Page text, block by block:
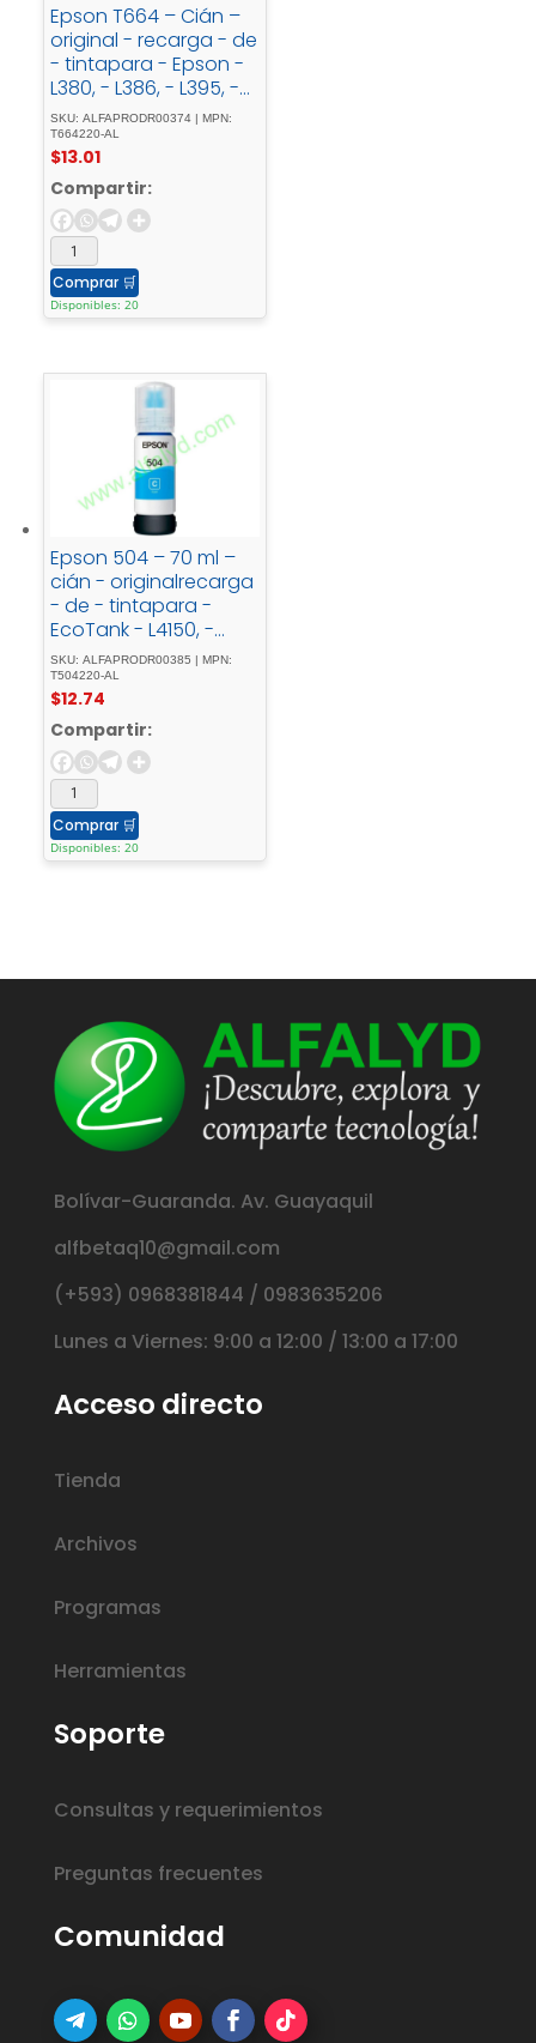
Epson T664 – Cián –
original - recarga - de
- tintapara - Epson -
L380, - L386, - L395, -
L495; - EcoTank - ET-
2600, - 2650, - L1455, -
L396, - L606, - L656
SKU: ALFAPRODR00374 | MPN:
T664220-AL
$13.01
Compartir:
Comprar 🛒
Disponibles: 20
Epson 504 – 70 ml –
cián - originalrecarga
- de - tintapara -
EcoTank - L4150, -
L4260, - L6161, - L6171, -
L6191, - L6270
SKU: ALFAPRODR00385 | MPN:
T504220-AL
$12.74
Compartir:
Comprar 🛒
Disponibles: 20
Bolívar-Guaranda. Av. Guayaquil
alfbetaq10@gmail.com
(+593) 0968381844 / 0983635206
Lunes a Viernes: 9:00 a 12:00 / 13:00 a 17:00
Acceso directo
Tienda
Archivos
Programas
Herramientas
Soporte
Consultas y requerimientos
Preguntas frecuentes
Comunidad